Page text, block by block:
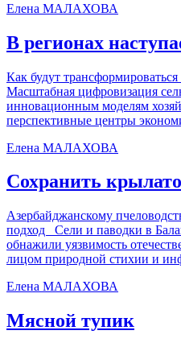
Елена МАЛАХОВА
В регионах
Как будут
Масштабная цифровизация
инновационным моделям
перспективные центры
Елена МАЛАХОВА
Сохранить
Азербайджанскому
подход Сели и паводки в
обнажили уязвимость
лицом природной стихии и
Елена МАЛАХОВА
Мясной тупик